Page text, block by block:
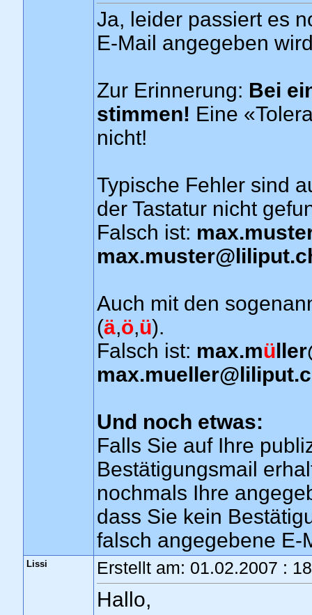
Ja, leider passiert es
E-Mail angegeben
Zur Erinnerung: Bei
stimmen! Eine
nicht!
Typische Fehler sind
der Tastatur nicht
Falsch ist:
max.muster@
Auch mit den
(ä,ö,ü).
Falsch ist: max.müller
max.mueller@
Und noch etwas:
Falls Sie auf Ihre
Bestätigungsmail
nochmals Ihre
dass Sie kein
falsch angegebene E-
Lissi Erstellt am: 01.02.2007 :
Hallo,